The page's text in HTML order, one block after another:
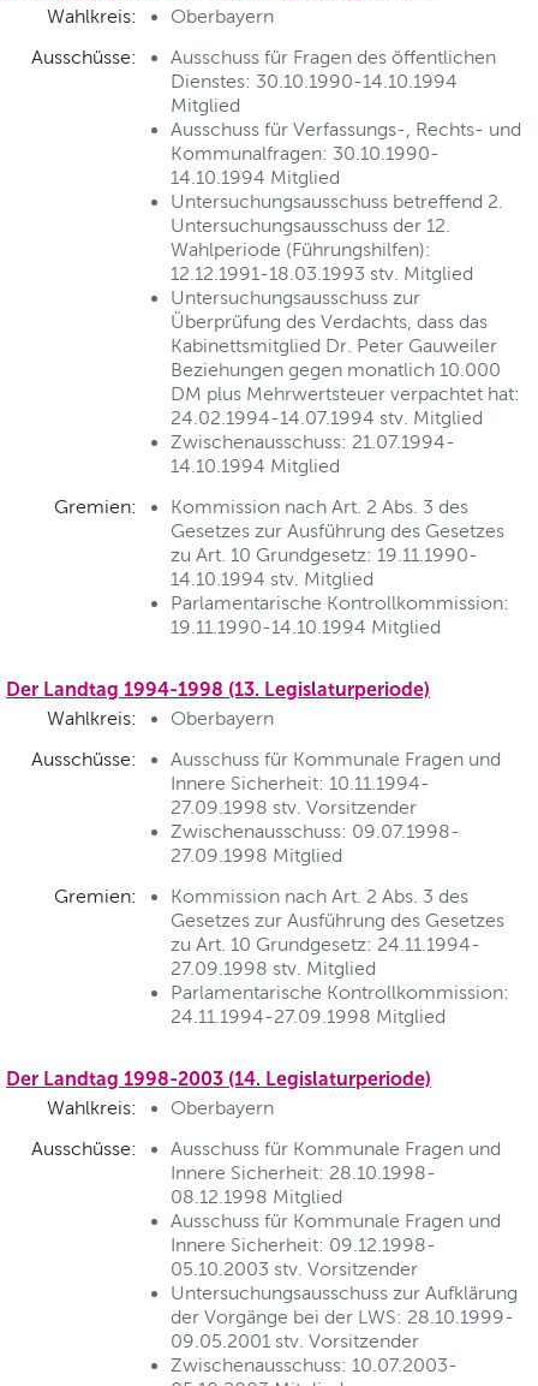
Wahlkreis:
Oberbayern
Ausschüsse:
Ausschuss für Fragen des öffentlichen
Dienstes: 30.10.1990-14.10.1994
Mitglied
Ausschuss für Verfassungs-, Rechts- und
Kommunalfragen: 30.10.1990-
14.10.1994 Mitglied
Untersuchungsausschuss betreffend 2.
Untersuchungsausschuss der 12.
Wahlperiode (Führungshilfen):
12.12.1991-18.03.1993 stv. Mitglied
Untersuchungsausschuss zur
Überprüfung des Verdachts, dass das
Kabinettsmitglied Dr. Peter Gauweiler
Beziehungen gegen monatlich 10.000
DM plus Mehrwertsteuer verpachtet hat:
24.02.1994-14.07.1994 stv. Mitglied
Zwischenausschuss: 21.07.1994-
14.10.1994 Mitglied
Gremien:
Kommission nach Art. 2 Abs. 3 des
Gesetzes zur Ausführung des Gesetzes
zu Art. 10 Grundgesetz: 19.11.1990-
14.10.1994 stv. Mitglied
Parlamentarische Kontrollkommission:
19.11.1990-14.10.1994 Mitglied
Der Landtag 1994-1998 (13. Legislaturperiode)
Wahlkreis:
Oberbayern
Ausschüsse:
Ausschuss für Kommunale Fragen und
Innere Sicherheit: 10.11.1994-
27.09.1998 stv. Vorsitzender
Zwischenausschuss: 09.07.1998-
27.09.1998 Mitglied
Gremien:
Kommission nach Art. 2 Abs. 3 des
Gesetzes zur Ausführung des Gesetzes
zu Art. 10 Grundgesetz: 24.11.1994-
27.09.1998 stv. Mitglied
Parlamentarische Kontrollkommission:
24.11.1994-27.09.1998 Mitglied
Der Landtag 1998-2003 (14. Legislaturperiode)
Wahlkreis:
Oberbayern
Ausschüsse:
Ausschuss für Kommunale Fragen und
Innere Sicherheit: 28.10.1998-
08.12.1998 Mitglied
Ausschuss für Kommunale Fragen und
Innere Sicherheit: 09.12.1998-
05.10.2003 stv. Vorsitzender
Untersuchungsausschuss zur Aufklärung
der Vorgänge bei der LWS: 28.10.1999-
09.05.2001 stv. Vorsitzender
Zwischenausschuss: 10.07.2003-